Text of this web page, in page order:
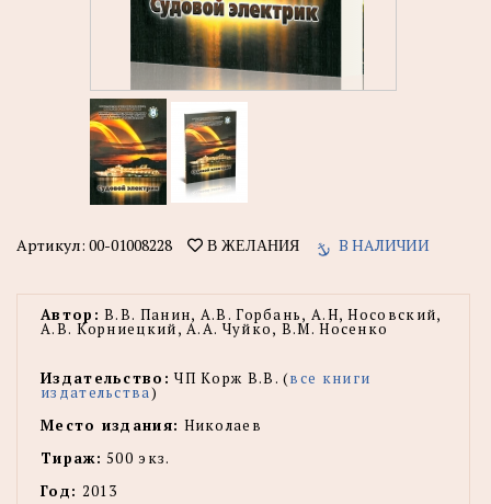
Артикул: 00-01008228 В ЖЕЛАНИЯ В НАЛИЧИИ
Автор: В.В. Панин, А.В. Горбань, А.Н, Носовский,
А.В. Корниецкий, А.А. Чуйко, В.М. Носенко
Издательство: ЧП Корж В.В. (все книги
издательства)
Место издания: Николаев
Тираж: 500 экз.
Год: 2013